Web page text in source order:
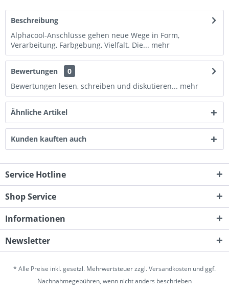
Beschreibung
Alphacool-Anschlüsse gehen neue Wege in Form,
Verarbeitung, Farbgebung, Vielfalt. Die... mehr
Bewertungen
0
Bewertungen lesen, schreiben und diskutieren... mehr
Ähnliche Artikel
Kunden kauften auch
Service Hotline
Shop Service
Informationen
Newsletter
* Alle Preise inkl. gesetzl. Mehrwertsteuer zzgl.Versandkosten und ggf.
Nachnahmegebühren, wenn nicht anders beschrieben